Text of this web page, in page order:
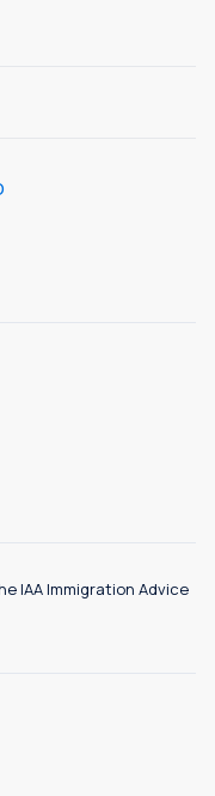
IAA Immigration Advice